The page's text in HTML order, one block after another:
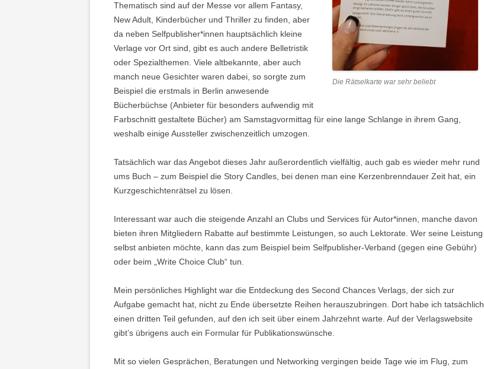
Die Rätselkarte war sehr beliebt
Thematisch sind auf der Messe vor allem Fantasy,
New Adult, Kinderbücher und Thriller zu finden, aber
da neben Selfpublisher*innen hauptsächlich kleine
Verlage vor Ort sind, gibt es auch andere Belletristik
oder Spezialthemen. Viele altbekannte, aber auch
manch neue Gesichter waren dabei, so sorgte zum
Beispiel die erstmals in Berlin anwesende
Bücherbüchse (Anbieter für besonders aufwendig mit
Farbschnitt gestaltete Bücher) am Samstagvormittag für eine lange Schlange in ihrem Gang,
weshalb einige Aussteller zwischenzeitlich umzogen.
Tatsächlich war das Angebot dieses Jahr außerordentlich vielfältig, auch gab es wieder mehr rund
ums Buch – zum Beispiel die Story Candles, bei denen man eine Kerzenbrenndauer Zeit hat, ein
Kurzgeschichtenrätsel zu lösen.
Interessant war auch die steigende Anzahl an Clubs und Services für Autor*innen, manche davon
bieten ihren Mitgliedern Rabatte auf bestimmte Leistungen, so auch Lektorate. Wer seine Leistung
selbst anbieten möchte, kann das zum Beispiel beim Selfpublisher-Verband (gegen eine Gebühr)
oder beim „Write Choice Club“ tun.
Mein persönliches Highlight war die Entdeckung des Second Chances Verlags, der sich zur
Aufgabe gemacht hat, nicht zu Ende übersetzte Reihen herauszubringen. Dort habe ich tatsächlich
einen dritten Teil gefunden, auf den ich seit über einem Jahrzehnt warte. Auf der Verlagswebsite
gibt’s übrigens auch ein Formular für Publikationswünsche.
Mit so vielen Gesprächen, Beratungen und Networking vergingen beide Tage wie im Flug, zum